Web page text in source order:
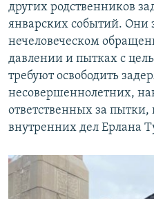
других родственников
январских событий. Они
нечеловеческом
давлении и пытках с
требуют освободить
несовершеннолетних,
ответственных за
внутренних дел Ерлана